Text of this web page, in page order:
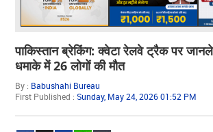
पाकिस्तान ब्रेकिंग: क्वेटा रेलवे ट्रैक पर
धमाके में 26 लोगों की मौत
By : Babushahi Bureau
First Published :Sunday, May 24, 2026 01:52 PM